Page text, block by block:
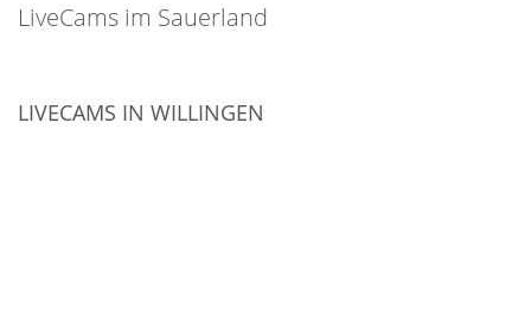
LiveCams im Sauerland
LIVECAMS IN WILLINGEN